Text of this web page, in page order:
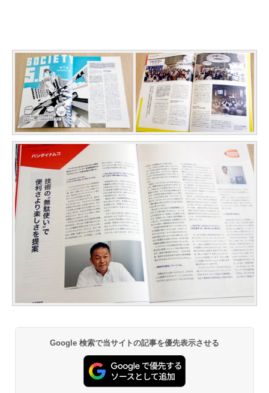
Google 検索で当サイトの記事を優先表示させる